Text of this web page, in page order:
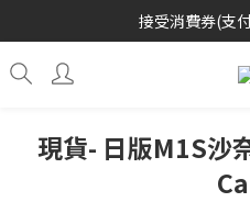
歡迎各位
接受消費券(支
歡迎各位
現貨- 日版M1S沙